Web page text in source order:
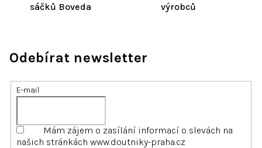
sáčků Boveda
výrobců
Odebírat newsletter
E-mail
Mám zájem o zasílání informací o slevách na
našich stránkách www.doutniky-praha.cz